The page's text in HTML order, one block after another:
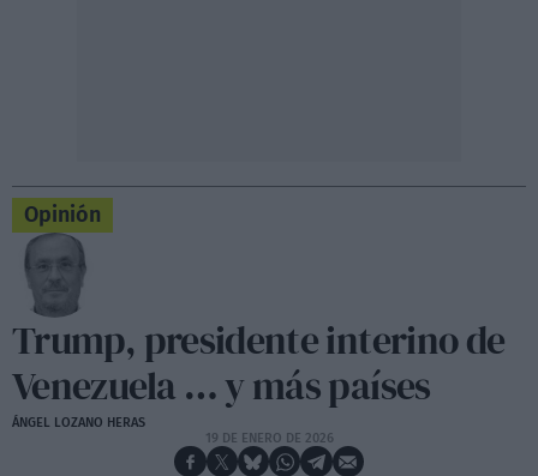
Opinión
Trump, presidente interino de
Venezuela … y más países
ÁNGEL LOZANO HERAS
19 DE ENERO DE 2026